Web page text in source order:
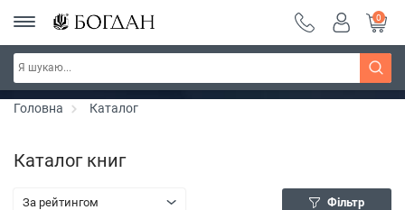
РОЗПРОДАЖ ~ 150 грн ~ 200 грн ~ 250 грн ~
300 грн ~ РОЗПРОДАЖ
Дізнатись більше
0
Головна Каталог
Каталог книг
За рейтингом Фільтр